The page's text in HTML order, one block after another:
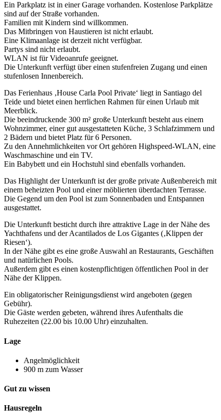
Ein Parkplatz ist in einer Garage vorhanden. Kostenlose Parkplätze
sind auf der Straße vorhanden.
Familien mit Kindern sind willkommen.
Das Mitbringen von Haustieren ist nicht erlaubt.
Eine Klimaanlage ist derzeit nicht verfügbar.
Partys sind nicht erlaubt.
WLAN ist für Videoanrufe geeignet.
Die Unterkunft verfügt über einen stufenfreien Zugang und einen
stufenlosen Innenbereich.
Das Ferienhaus ‚House Carla Pool Private‘ liegt in Santiago del
Teide und bietet einen herrlichen Rahmen für einen Urlaub mit
Meerblick.
Die beeindruckende 300 m² große Unterkunft besteht aus einem
Wohnzimmer, einer gut ausgestatteten Küche, 3 Schlafzimmern und
2 Bädern und bietet Platz für 6 Personen.
Zu den Annehmlichkeiten vor Ort gehören Highspeed-WLAN, eine
Waschmaschine und ein TV.
Ein Babybett und ein Hochstuhl sind ebenfalls vorhanden.
Das Highlight der Unterkunft ist der große private Außenbereich mit
einem beheizten Pool und einer möblierten überdachten Terrasse.
Die Gegend um den Pool ist zum Sonnenbaden und Entspannen
ausgestattet.
Die Unterkunft besticht durch ihre attraktive Lage in der Nähe des
Yachthafens und der Acantilados de Los Gigantes (‚Klippen der
Riesen‘).
In der Nähe gibt es eine große Auswahl an Restaurants, Geschäften
und natürlichen Pools.
Außerdem gibt es einen kostenpflichtigen öffentlichen Pool in der
Nähe der Klippen.
Ein obligatorischer Reinigungsdienst wird angeboten (gegen
Gebühr).
Die Gäste werden gebeten, während ihres Aufenthalts die
Ruhezeiten (22.00 bis 10.00 Uhr) einzuhalten.
Lage
Angelmöglichkeit
900 m zum Wasser
Gut zu wissen
Hausregeln